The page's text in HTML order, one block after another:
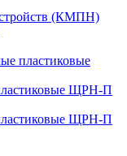
(КМПН)
пластиковые
ЩРН-П
ЩРН-П